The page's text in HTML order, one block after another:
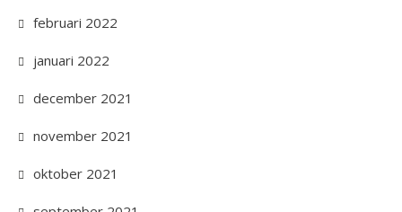
februari 2022
januari 2022
december 2021
november 2021
oktober 2021